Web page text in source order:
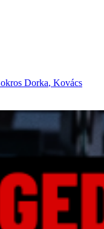
Dorka, Kovács